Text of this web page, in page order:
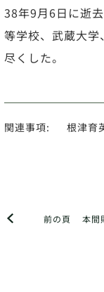
38年9月6日に逝
等学校、武蔵大
尽くした。
関連事項: 根津育
前の頁 本間